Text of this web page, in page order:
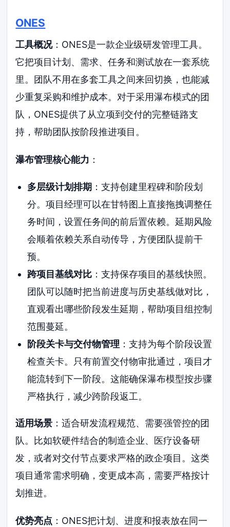
ONES
工具概况：ONES是一款企业级研发管理工具。
它把项目计划、需求、任务和测试放在一套系统
里。团队不用在多套工具之间来回切换，也能减
少重复采购和维护成本。对于采用瀑布模式的团
队，ONES提供了从立项到交付的完整链路支
持，帮助团队按阶段推进项目。
瀑布管理核心能力 ：
多层级计划排期 ：支持创建里程碑和阶段划
分。项目经理可以在甘特图上直接拖拽调整任
务时间，设置任务间的前后置依赖。延期风险
会顺着依赖关系自动传导，方便团队提前干
预。
跨项目基线对比：支持保存项目的基线快照。
团队可以随时把当前进度与历史基线做对比，
直观看出哪些阶段发生延期，帮助项目组控制
范围蔓延。
阶段关卡与交付物管理 ：支持为每个阶段设置
检查关卡。只有前置交付物审批通过，项目才
能流转到下一阶段。这能确保瀑布模型按步骤
严格执行，减少跨阶段返工。
适用场景 ：适合研发流程规范、需要强管控的团
队。比如软硬件结合的制造企业、医疗设备研
发，或者对交付节点要求严格的政企项目。这类
项目通常需求明确，变更成本高，需要严格按计
划推进。
优势亮点 ：ONES把计划、进度和报表放在同一